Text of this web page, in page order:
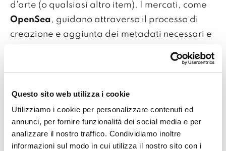
Questo sito web utilizza i cookie
Utilizziamo i cookie per personalizzare contenuti ed
annunci, per fornire funzionalità dei social media e per
analizzare il nostro traffico. Condividiamo inoltre
informazioni sul modo in cui utilizza il nostro sito con i
d'arte (o qualsiasi altro item). I mercati, come
OpenSea, guidano attraverso il processo di
creazione e aggiunta dei metadati necessari e
informazioni in modo che diventino visibili solo